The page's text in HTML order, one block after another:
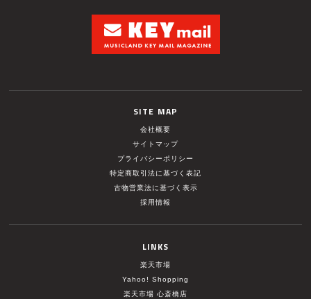
SITE MAP
会社概要
サイトマップ
プライバシーポリシー
特定商取引法に基づく表記
古物営業法に基づく表示
採用情報
LINKS
楽天市場
Yahoo! Shopping
楽天市場 心斎橋店